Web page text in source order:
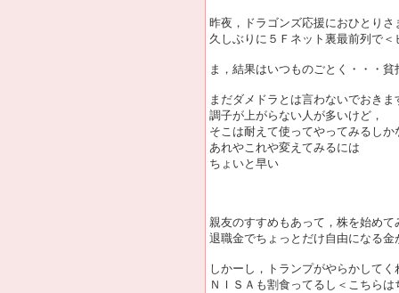
昨夜，ドラゴンズ応援におひとりさ
久しぶりに５Ｆネット裏最前列で
ま，結果はいつものごとく・・・貧
まだダメドラとは言わないでおきま
調子が上がらない人が多いけど，
そこは耐えて使ってやってみるしか
あれやこれや変えてみるには
ちょいと早い
親友のすすめもあって，株を始めて
退職金でちょっとだけ自由になる金
しかーし，トランプがやらかしてく
ＮＩＳＡも割食ってるし＜こちら